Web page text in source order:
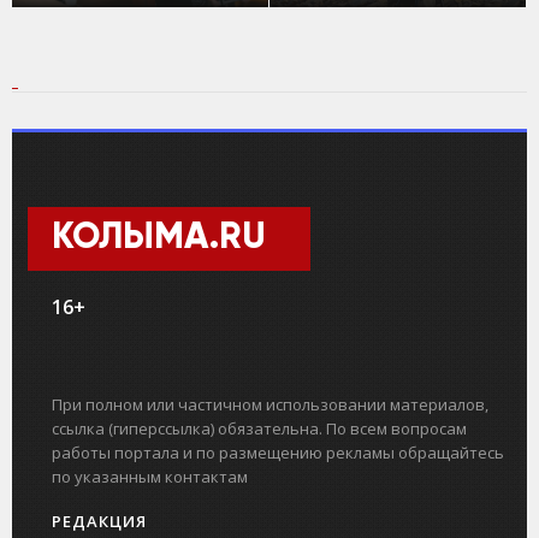
КОЛЫМА.RU
16+
При полном или частичном использовании материалов,
ссылка (гиперссылка) обязательна. По всем вопросам
работы портала и по размещению рекламы обращайтесь
по указанным контактам
РЕДАКЦИЯ